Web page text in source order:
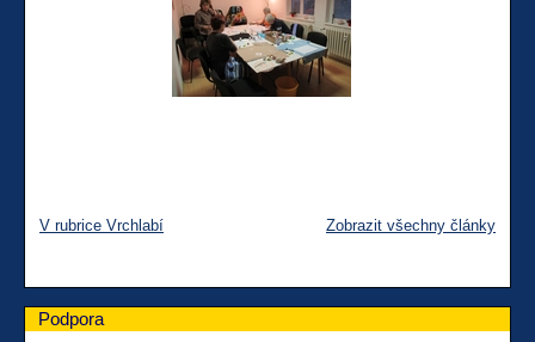
V rubrice Vrchlabí Zobrazit všechny články
Podpora